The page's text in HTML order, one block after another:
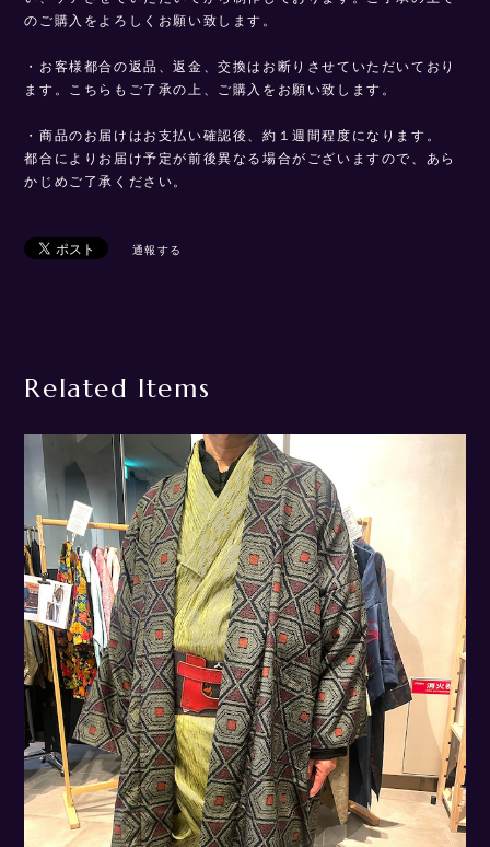
のご購入をよろしくお願い致します。
・お客様都合の返品、返金、交換はお断りさせていただいており
ます。こちらもご了承の上、ご購入をお願い致します。
・商品のお届けはお支払い確認後、約１週間程度になります。
都合によりお届け予定が前後異なる場合がございますので、あら
かじめご了承ください。
通報する
Related Items